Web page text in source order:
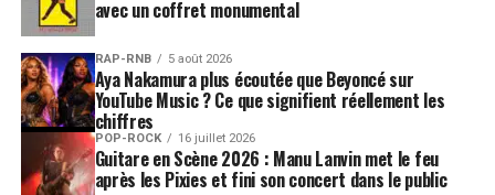
avec un coffret monumental
RAP-RNB 5 août 2026
Aya Nakamura plus écoutée que Beyoncé sur
YouTube Music ? Ce que signifient réellement les
chiffres
POP-ROCK 16 juillet 2026
Guitare en Scène 2026 : Manu Lanvin met le feu
après les Pixies et fini son concert dans le public